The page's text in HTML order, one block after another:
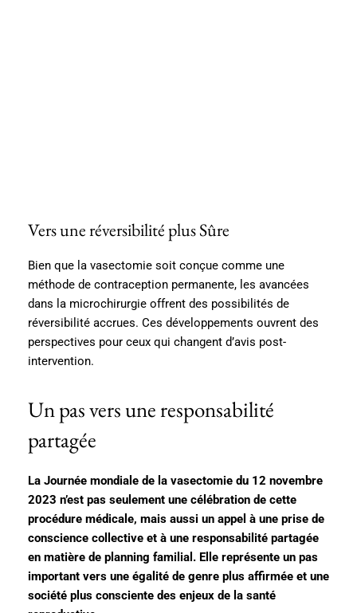
Vers une réversibilité plus Sûre
Bien que la vasectomie soit conçue comme une
méthode de contraception permanente, les avancées
dans la microchirurgie offrent des possibilités de
réversibilité accrues. Ces développements ouvrent des
perspectives pour ceux qui changent d’avis post-
intervention.
Un pas vers une responsabilité
partagée
La Journée mondiale de la vasectomie du 12 novembre
2023 n’est pas seulement une célébration de cette
procédure médicale, mais aussi un appel à une prise de
conscience collective et à une responsabilité partagée
en matière de planning familial. Elle représente un pas
important vers une égalité de genre plus affirmée et une
société plus consciente des enjeux de la santé